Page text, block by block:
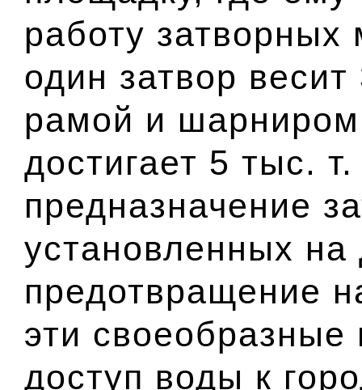
работу затворных
один затвор
рамой и шарниром
достигает 5 тыс.
предназначение
установленных
предотвращение
эти
доступ воды к